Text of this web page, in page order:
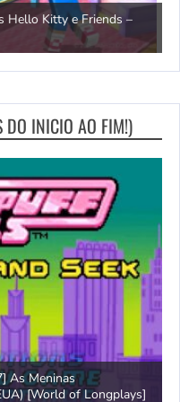
TRAVELER II – Trailer da
2
DO INICIO AO FIM!)
Samurai [World of